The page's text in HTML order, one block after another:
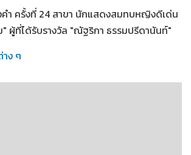
2553
คำ ครั้งที่ 24 สาขา นักแสดงสมทบหญิงดีเด่น
ผู้ที่ได้รับรางวัล "ณัฐริกา ธรรมปรีดานันท์"
ง ๆ